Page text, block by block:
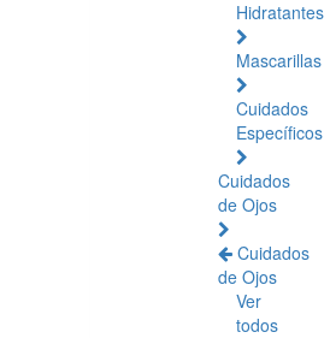
Hidratantes
Mascarillas
Cuidados
Específicos
Cuidados
de Ojos
Cuidados
de Ojos
Ver
todos